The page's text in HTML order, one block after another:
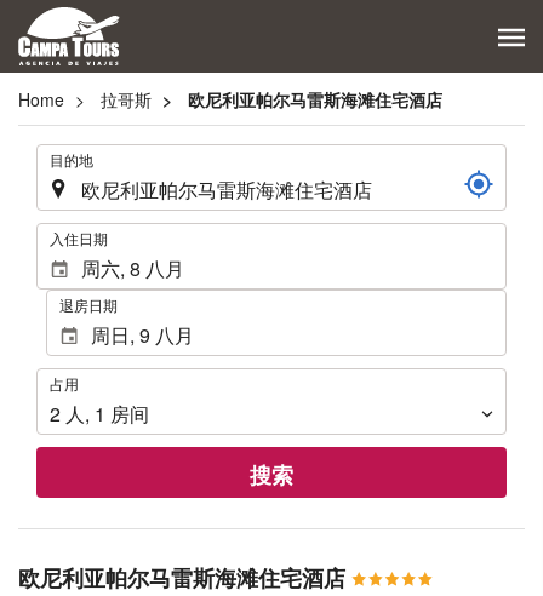
Home 拉哥斯 欧尼利亚帕尔马雷斯海滩住宅酒店
. 目的地
. 入住日期
退房日期
占
用
占用
2 人, 1 房间
搜索
欧尼利亚帕尔马雷斯海滩住宅酒店